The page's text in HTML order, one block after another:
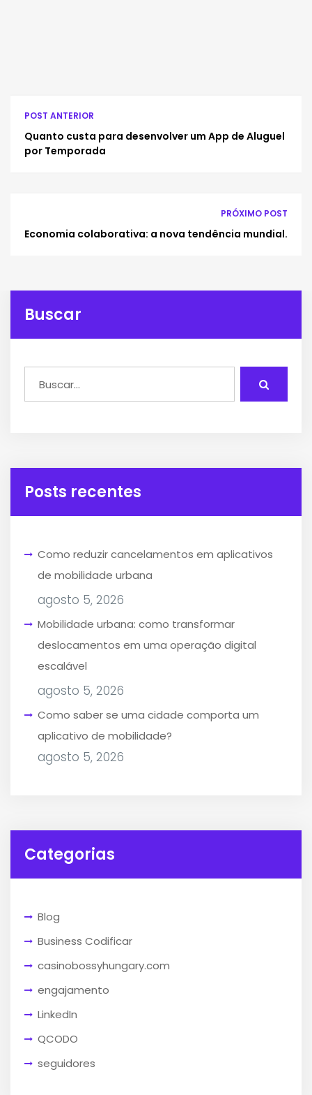
POST ANTERIOR
Quanto custa para desenvolver um App de Aluguel
por Temporada
PRÓXIMO POST
Economia colaborativa: a nova tendência mundial.
Buscar
Posts recentes
Como reduzir cancelamentos em aplicativos
de mobilidade urbana
agosto 5, 2026
Mobilidade urbana: como transformar
deslocamentos em uma operação digital
escalável
agosto 5, 2026
Como saber se uma cidade comporta um
aplicativo de mobilidade?
agosto 5, 2026
Categorias
Blog
Business Codificar
casinobossyhungary.com
engajamento
LinkedIn
QCODO
seguidores